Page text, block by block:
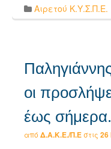
Αιρετού Κ.Υ.Σ.Π.Ε.
οι
έως
από Δ.Α.Κ.Ε./Π.Εστις 26